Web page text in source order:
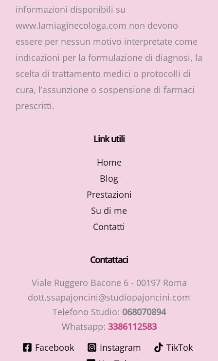
informazioni disponibili su
www.lamiaginecologa.com non devono
essere per nessun motivo interpretate come
indicazioni per la formulazione di diagnosi, la
scelta di trattamento medici o protocolli di
cura, l’assunzione o sospensione di farmaci
prescritti.
Link utili
Home
Blog
Prestazioni
Su di me
Contatti
Contattaci
Viale Ruggero Bacone 6 - 00197 Roma
dott.ssapajoncini@studiopajoncini.com
Telefono Studio: 068070894
Whatsapp: 3386112583
Facebook
Instagram
TikTok